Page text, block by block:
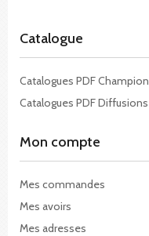
Catalogue
Catalogues PDF Champion
Catalogues PDF Diffusions
Mon compte
Mes commandes
Mes avoirs
Mes adresses